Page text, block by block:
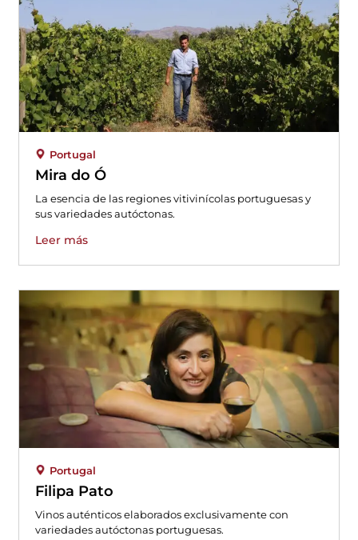
Portugal
Mira do Ó
La esencia de las regiones vitivinícolas portuguesas y
sus variedades autóctonas.
Leer más
Portugal
Filipa Pato
Vinos auténticos elaborados exclusivamente con
variedades autóctonas portuguesas.